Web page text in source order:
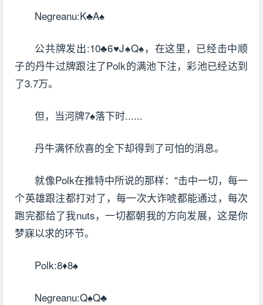
Negreanu:K♣A♠
公共牌发出:10♣6♥J♠Q♠，在这里，已经击中顺
子的丹牛过牌跟注了Polk的满池下注，彩池已经达到
了3.7万。
但，当河牌7♠落下时......
丹牛满怀欣喜的全下却得到了可怕的消息。
就像Polk在推特中所说的那样："击中一切，每一
个英雄跟注都打对了，每一次大诈唬都能通过，每次
跑完都给了我nuts，一切都朝我的方向发展，这是你
梦寐以求的环节。
Polk:8♦8♠
Negreanu:Q♠Q♣